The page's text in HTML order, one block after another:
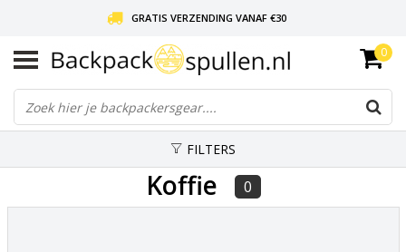
GRATIS VERZENDING VANAF €30
LIEFDE VOOR BACKPACKEN!
30 DAGEN GRATIS RETOUR
0
FILTERS
Koffie 0